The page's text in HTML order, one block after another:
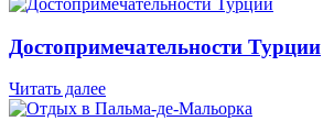
Достопримечательности Турции
Читать далее